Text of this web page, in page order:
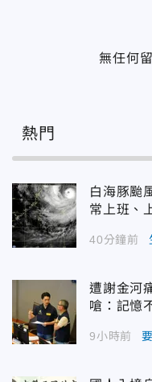
無任何
熱門
白海豚颱
常上班、
40分鐘前
遭謝金河
嗆：記憶
9小時前